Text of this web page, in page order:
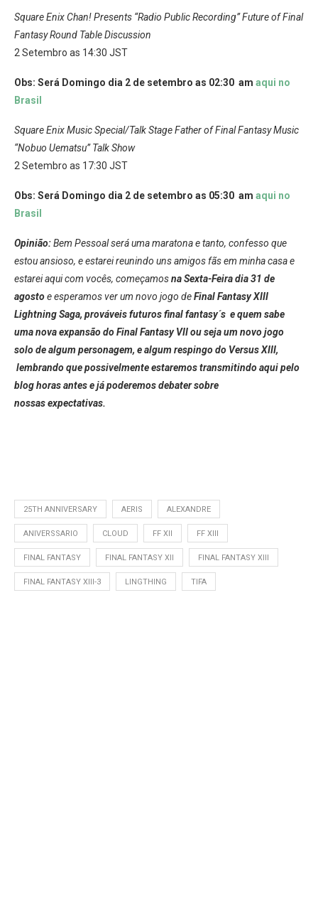
Square Enix Chan! Presents “Radio Public Recording” Future of Final
Fantasy Round Table Discussion
2 Setembro as 14:30 JST
Obs: Será Domingo dia 2 de setembro as 02:30 am aqui no
Brasil
Square Enix Music Special/Talk Stage Father of Final Fantasy Music
“Nobuo Uematsu” Talk Show
2 Setembro as 17:30 JST
Obs: Será Domingo dia 2 de setembro as 05:30 am aqui no
Brasil
Opinião:Bem Pessoal será uma maratona e tanto, confesso que
estou ansioso, e estarei reunindo uns amigos fãs em minha casa e
estarei aqui com vocês, começamosna Sexta-Feira dia 31 de
agostoe esperamos ver um novo jogo deFinal Fantasy XIII
Lightning Saga, prováveis futuros final fantasy´s e quem sabe
uma nova expansão do Final Fantasy VII ou seja um novo jogo
solo de algum personagem, e algum respingo do Versus XIII,
lembrando que possivelmente estaremos transmitindo aqui pelo
blog horas antes e já poderemos debater sobre
nossas expectativas.
25TH ANNIVERSARY AERIS ALEXANDRE
ANIVERSSARIO CLOUD FF XII FF XIII
FINAL FANTASY FINAL FANTASY XII FINAL FANTASY XIII
FINAL FANTASY XIII-3 LINGTHING TIFA